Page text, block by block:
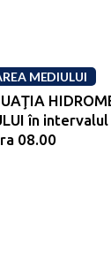
MEDIULUI
în
08.00